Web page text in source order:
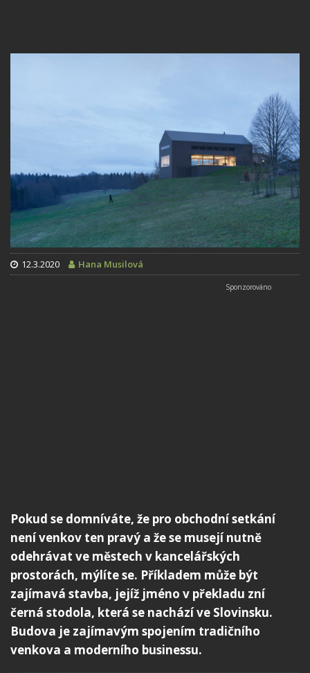
12.3.2020 Hana Musilová
Pokud se domníváte, že pro obchodní setkání
není venkov ten pravý a že se musejí nutně
odehrávat ve městech v kancelářských
prostorách, mýlíte se. Příkladem může být
zajímavá stavba, jejíž jméno v překladu zní
černá stodola, která se nachází ve Slovinsku.
Budova je zajímavým spojením tradičního
venkova a moderního businessu.